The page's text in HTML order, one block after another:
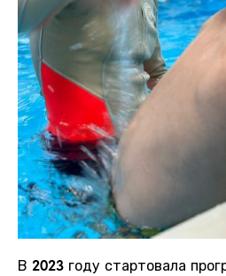
В 2023 году стартовала